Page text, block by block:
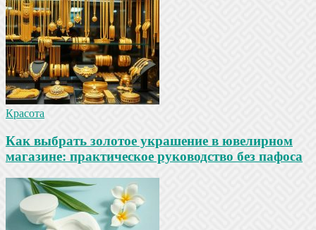
Красота
Как выбрать золотое украшение в ювелирном
магазине: практическое руководство без пафоса